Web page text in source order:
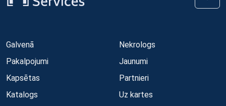
Galvenā
Pakalpojumi
Kapsētas
Katalogs
Nekrologs
Jaunumi
Partnieri
Uz kartes